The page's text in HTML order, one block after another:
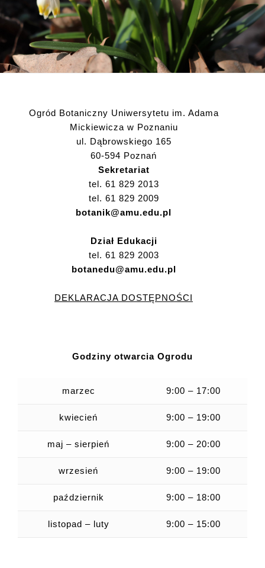
Ogród Botaniczny Uniwersytetu im. Adama
Mickiewicza w Poznaniu
ul. Dąbrowskiego 165
60-594 Poznań
Sekretariat
tel. 61 829 2013
tel. 61 829 2009
botanik@amu.edu.pl
Dział Edukacji
tel. 61 829 2003
botanedu@amu.edu.pl
DEKLARACJA DOSTĘPNOŚCI
Godziny otwarcia Ogrodu
marzec 9:00 – 17:00
kwiecień 9:00 – 19:00
maj – sierpień 9:00 – 20:00
wrzesień 9:00 – 19:00
październik 9:00 – 18:00
listopad – luty 9:00 – 15:00